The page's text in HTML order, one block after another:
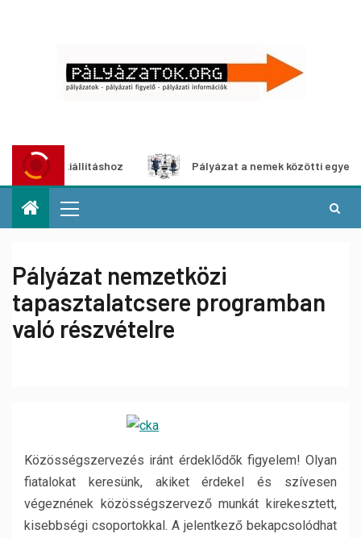
kiállításhoz Pályázat a nemek közötti egyenlőség
Pályázat nemzetközi
tapasztalatcsere programban
való részvételre
Közösségszervezés iránt érdeklődők figyelem! Olyan
fiatalokat keresünk, akiket érdekel és szívesen
végeznének közösségszervező munkát kirekesztett,
kisebbségi csoportokkal. A jelentkező bekapcsolódhat